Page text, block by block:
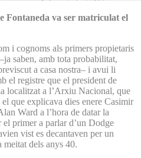
Fontaneda va ser matriculat el
i cognoms als primers propietaris
saben, amb tota probabilitat,
a casa nostra– i avui li
el registre que el president de
localitzat a l’Arxiu Nacional, que
que explicava dies enere Casimir
Ward a l’hora de datar la
primer a parlar d’un Dodge
vist es decantaven per un
meitat dels anys 40.